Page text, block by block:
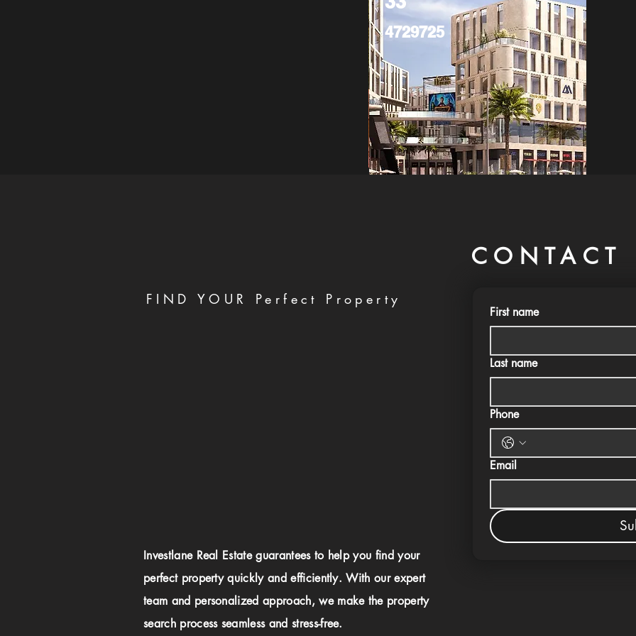
4729725
CONTACT
FIND YOUR Perfect Property
Investlane Real Estate guarantees to help you find your
perfect property quickly and efficiently. With our expert
team and personalized approach, we make the property
search process seamless and stress-free.
First name
Last name
Phone
Email